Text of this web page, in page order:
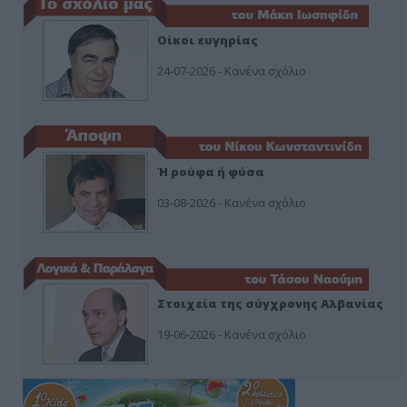
Οίκοι ευγηρίας
24-07-2026 - Κανένα σχόλιο
Ή ρούφα ή φύσα
03-08-2026 - Κανένα σχόλιο
Στοιχεία της σύγχρονης Αλβανίας
19-06-2026 - Κανένα σχόλιο